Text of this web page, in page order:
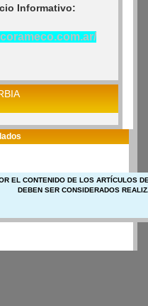
Informativo:
EL CONTENIDO DE LOS ARTÍCULOS
DEBEN SER CONSIDERADOS